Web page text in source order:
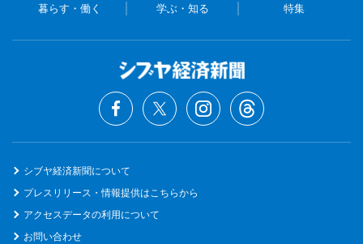
暮らす・働く 学ぶ・知る 特集
シブヤ経済新聞について
プレスリリース・情報提供はこちらから
アクセスデータの利用について
お問い合わせ